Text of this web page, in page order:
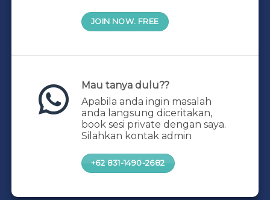
JOIN NOW. FREE
Mau tanya dulu??
Apabila anda ingin masalah
anda langsung diceritakan,
book sesi private dengan saya.
Silahkan kontak admin
+62 831-1490-2682